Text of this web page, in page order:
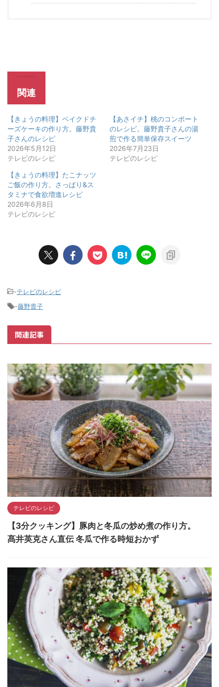
関連
【きょうの料理】ベイクドチ
ーズケーキの作り方。藤野貴
子さんのレシピ
2026年5月12日
テレビのレシピ
【あさイチ】桃のコンポート
のレシピ。藤野貴子さんの湯
煎で作る簡単保存スイーツ
2026年7月23日
テレビのレシピ
【きょうの料理】たこナッツ
ご飯の作り方。さっぱり&ス
タミナで食欲増進レシピ
2026年6月8日
テレビのレシピ
-テレビのレシピ
-藤野貴子
関連記事
テレビのレシピ
【3分クッキング】豚肉と冬瓜の炒め煮の作り方。
髙井英克さん直伝 冬瓜で作る時短おかず